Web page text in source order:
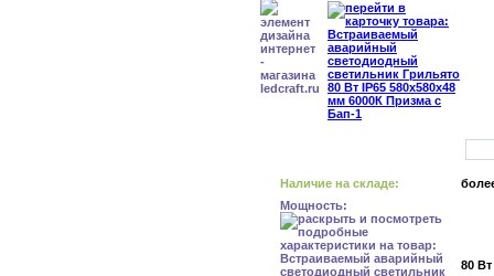
Наличие на складе:
Мощность:
80 Вт